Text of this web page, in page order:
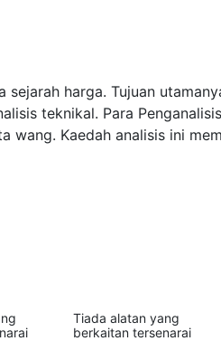
harga. Tujuan
teknikal. Para
wang. Kaedah analisis ini
Tiada alatan yang
berkaitan tersenarai